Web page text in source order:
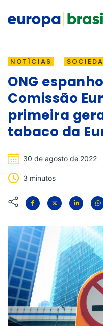
NOTÍCIAS
ONG
Comissão
primeira
tabaco da
30 de agosto de 2022
3 minutos